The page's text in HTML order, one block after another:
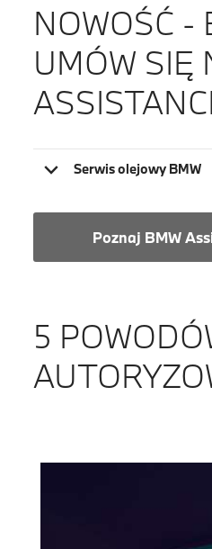
NOWOŚĆ -
UMÓW SIĘ
Serwis olejowy BMW
Poznaj BMW
5